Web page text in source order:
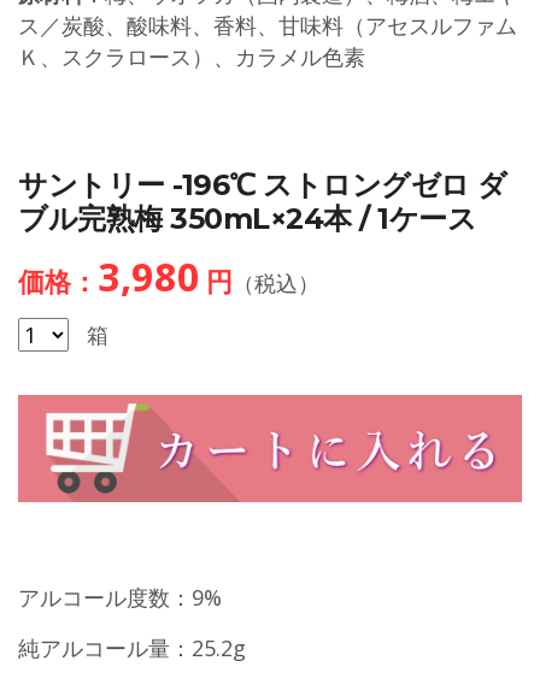
ス／炭酸、酸味料、香料、甘味料（アセスルファム
Ｋ、スクラロース）、カラメル色素
サントリー -196℃ ストロングゼロ ダ
ブル完熟梅 350mL×24本 / 1ケース
価格： 3,980 円 （税込）
箱
アルコール度数：9%
純アルコール量：25.2g